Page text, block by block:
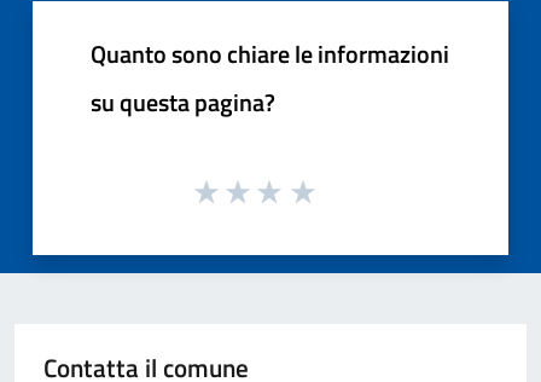
Quanto sono chiare le informazioni
su questa pagina?
Contatta il comune